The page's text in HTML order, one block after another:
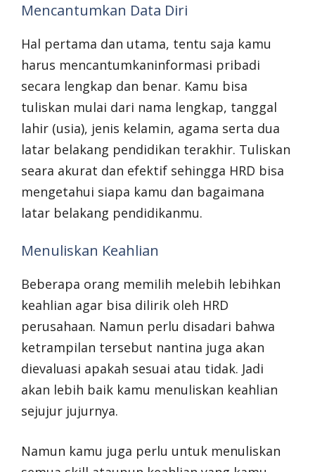
Mencantumkan Data Diri
Hal pertama dan utama, tentu saja kamu
harus mencantumkaninformasi pribadi
secara lengkap dan benar. Kamu bisa
tuliskan mulai dari nama lengkap, tanggal
lahir (usia), jenis kelamin, agama serta dua
latar belakang pendidikan terakhir. Tuliskan
seara akurat dan efektif sehingga HRD bisa
mengetahui siapa kamu dan bagaimana
latar belakang pendidikanmu.
Menuliskan Keahlian
Beberapa orang memilih melebih lebihkan
keahlian agar bisa dilirik oleh HRD
perusahaan. Namun perlu disadari bahwa
ketrampilan tersebut nantina juga akan
dievaluasi apakah sesuai atau tidak. Jadi
akan lebih baik kamu menuliskan keahlian
sejujur jujurnya.
Namun kamu juga perlu untuk menuliskan